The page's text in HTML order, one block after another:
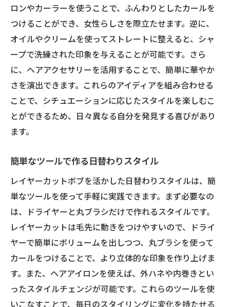
ロンやカーラーを使うことで、ふんわりとしたカールを
つけることができ、女性らしさを際立たせます。逆に、
オイルやクリームを使ってストレートに整えると、シャ
ープで洗練された印象を与えることが可能です。さら
に、ヘアアクセサリーを活用することで、簡単に華やか
さを演出できます。これらのアイディアを組み合わせる
ことで、シチュエーションに応じたスタイルを楽しむこ
とができるため、日々異なる自分を発見する喜びがあり
ます。
簡単なツールで作る日替わりスタイル
レイヤーカットボブを活かした日替わりスタイルは、簡
単なツールを使って手軽に実践できます。まず必要なの
は、ドライヤーと丸ブラシだけで作れるスタイルです。
レイヤーカットは毛先に動きをつけやすいので、ドライ
ヤーで簡単にボリュームを出しつつ、丸ブラシを使って
カールをつけることで、より立体的な印象を作り上げま
す。また、ヘアアイロンを使えば、外ハネや内巻きとい
ったスタイルチェンジが可能です。これらのツールを使
いこなすことで、毎日のスタイリングに変化を持たせる